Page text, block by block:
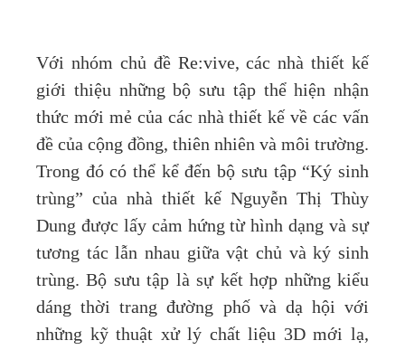
Với nhóm chủ đề Re:vive, các nhà thiết kế
giới thiệu những bộ sưu tập thể hiện nhận
thức mới mẻ của các nhà thiết kế về các vấn
đề của cộng đồng, thiên nhiên và môi trường.
Trong đó có thể kể đến bộ sưu tập “Ký sinh
trùng” của nhà thiết kế Nguyễn Thị Thùy
Dung được lấy cảm hứng từ hình dạng và sự
tương tác lẫn nhau giữa vật chủ và ký sinh
trùng. Bộ sưu tập là sự kết hợp những kiểu
dáng thời trang đường phố và dạ hội với
những kỹ thuật xử lý chất liệu 3D mới lạ,